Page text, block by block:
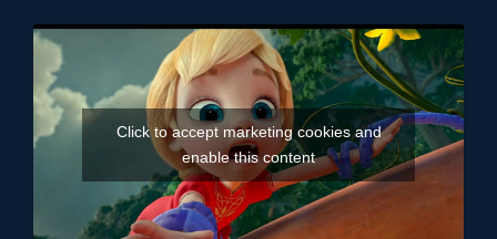
Click to accept marketing cookies and
enable this content